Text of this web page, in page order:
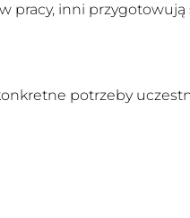
inni
potrzeby